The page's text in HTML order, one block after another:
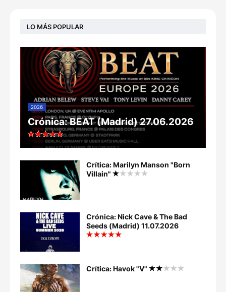
LO MÁS POPULAR
2026
Crónica: BEAT (Madrid) 27.06.2026
Crítica: Marilyn Manson "Born
Villain"
Crónica: Nick Cave & The Bad
Seeds (Madrid) 11.07.2026
Crítica: Havok "V"